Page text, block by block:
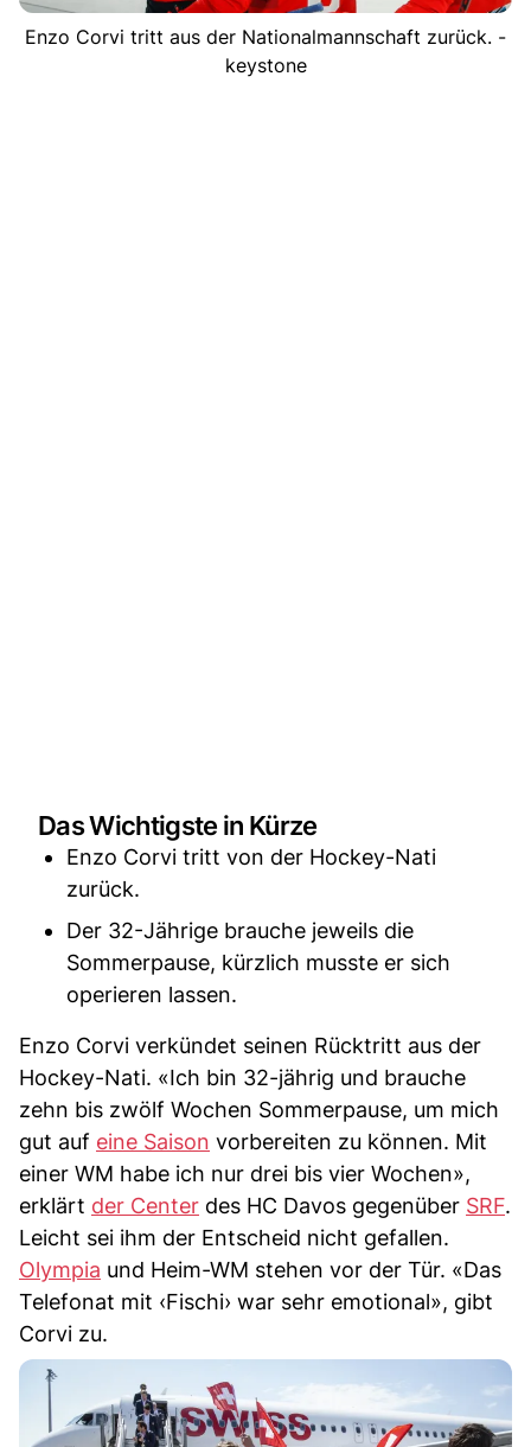
Enzo Corvi tritt aus der Nationalmannschaft zurück. -
keystone
Das Wichtigste in Kürze
Enzo Corvi tritt von der Hockey-Nati
zurück.
Der 32-Jährige brauche jeweils die
Sommerpause, kürzlich musste er sich
operieren lassen.
Enzo Corvi verkündet seinen Rücktritt aus der
Hockey-Nati. «Ich bin 32-jährig und brauche
zehn bis zwölf Wochen Sommerpause, um mich
gut auf eine Saison vorbereiten zu können. Mit
einer WM habe ich nur drei bis vier Wochen»,
erklärt der Center des HC Davos gegenüber SRF.
Leicht sei ihm der Entscheid nicht gefallen.
Olympia und Heim-WM stehen vor der Tür. «Das
Telefonat mit ‹Fischi› war sehr emotional», gibt
Corvi zu.